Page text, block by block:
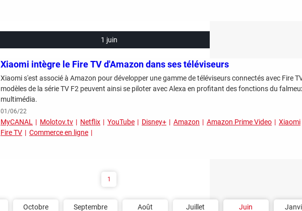
1 juin
Xiaomi intègre le Fire TV d'Amazon dans ses téléviseurs
Xiaomi s'est associé à Amazon pour développer une gamme de téléviseurs connectés avec Fire
modèles de la série TV F2 peuvent ainsi se piloter avec Alexa en profitant des fonctions du
multimédia.
01/06/22
MyCANAL Molotov.tv Netflix YouTube Disney+ Amazon Amazon Prime Video Xiaomi
Fire TV
Commerce en ligne
1
Octobre Septembre Août Juillet Juin